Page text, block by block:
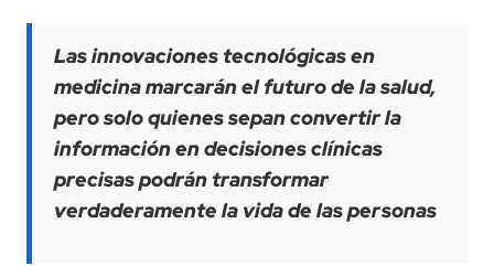
Las innovaciones tecnológicas en
medicina marcarán el futuro de la salud,
pero solo quienes sepan convertir la
información en decisiones clínicas
precisas podrán transformar
verdaderamente la vida de las personas